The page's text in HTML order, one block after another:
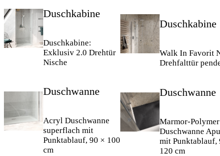
Duschkabine
Duschkabine:
Exklusiv 2.0 Drehtür
Nische
Duschwanne
Acryl Duschwanne
superflach mit
Punktablauf, 90 × 100
cm
Duschkabine
Walk In Favorit
Drehfalttür
Duschwanne
Marmor-Polymer
Duschwanne
mit Punktablauf,
120 cm